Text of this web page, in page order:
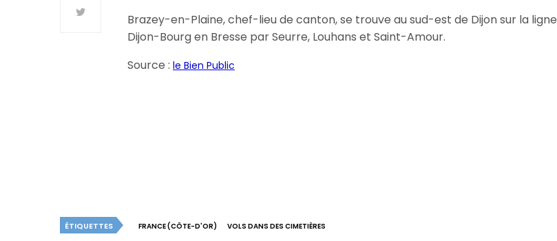
Brazey-en-Plaine, chef-lieu de canton, se trouve au sud-est de Dijon sur la ligne
Dijon-Bourg en Bresse par Seurre, Louhans et Saint-Amour.
Source :le Bien Public
ÉTIQUETTES FRANCE (CÔTE-D'OR) VOLS DANS DES CIMETIÈRES